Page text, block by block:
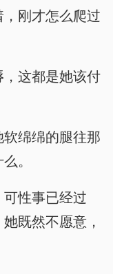
刚才怎么爬过
这都是她该付
绵绵的腿往那
。
性事已经过
既然不愿意，